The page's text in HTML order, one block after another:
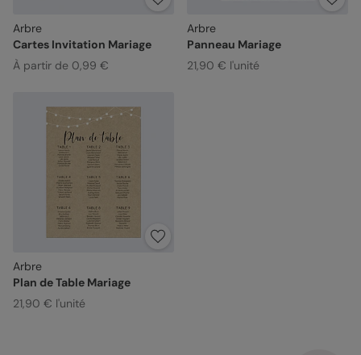
Arbre
Cartes Invitation Mariage
À partir de 0,99 €
Arbre
Panneau Mariage
21,90 € l'unité
Arbre
Plan de Table Mariage
21,90 € l'unité